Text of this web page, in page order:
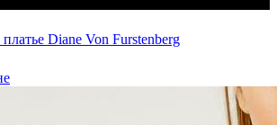
Diane Von Furstenberg